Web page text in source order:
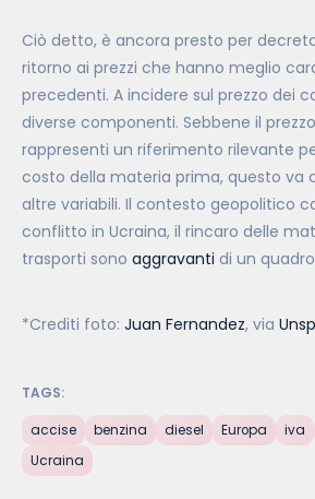
Ciò detto, è ancora presto per
ritorno ai prezzi che hanno meglio
precedenti. A incidere sul prezzo dei
diverse componenti. Sebbene il
rappresenti un riferimento rilevante
costo della materia prima, questo va
altre variabili. Il contesto geopolitico
conflitto in Ucraina, il rincaro delle
trasporti sono aggravanti di un
*Crediti foto: Juan Fernandez, via
TAGS:
accise benzina diesel Europa iva
Ucraina